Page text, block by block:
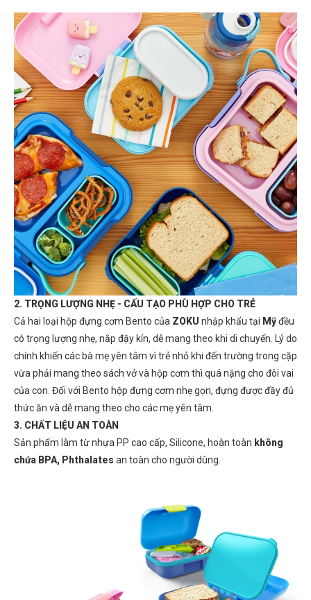
2. TRỌNG LƯỢNG NHẸ - CẤU TẠO PHÙ HỢP CHO TRẺ
Cả hai loại hộp đựng cơm Bento của ZOKU nhập khẩu tại Mỹđều
có trọng lượng nhẹ, nắp đậy kín, dễ mang theo khi di chuyển. Lý do
chính khiến các bà mẹ yên tâm vì trẻ nhỏ khi đến trường trong cặp
vừa phải mang theo sách vở và hộp cơm thì quá nặng cho đôi vai
của con. Đối với Bento hộp đựng cơm nhẹ gọn, đựng được đầy đủ
thức ăn và dễ mang theo cho các mẹ yên tâm.
3. CHẤT LIỆU AN TOÀN
Sản phẩm làm từ nhựa PP cao cấp, Silicone, hoàn toàn không
chứa BPA, Phthalates an toàn cho người dùng.